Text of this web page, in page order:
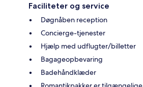
Faciliteter og service
Døgnåben reception
Concierge-tjenester
Hjælp med udflugter/billetter
Bagageopbevaring
Badehåndklæder